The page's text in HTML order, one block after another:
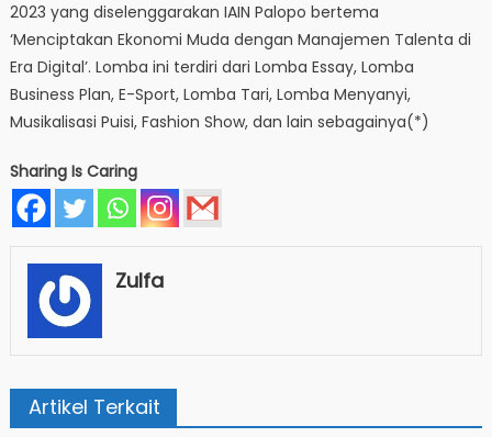
2023 yang diselenggarakan IAIN Palopo bertema
‘Menciptakan Ekonomi Muda dengan Manajemen Talenta di
Era Digital’. Lomba ini terdiri dari Lomba Essay, Lomba
Business Plan, E-Sport, Lomba Tari, Lomba Menyanyi,
Musikalisasi Puisi, Fashion Show, dan lain sebagainya(*)
Sharing Is Caring
Zulfa
Artikel Terkait